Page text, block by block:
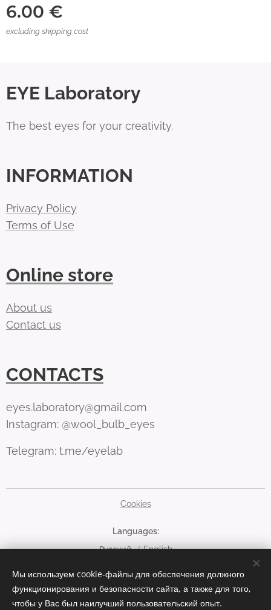
6.00 €
excluding shipping cost
EYE Laboratory
The best eyes for your creativity.
INFORMATION
Privacy Policy
Terms of Use
Online store
About us
Contact us
CONTACTS
eyes.laboratory@gmail.com
Instagram: @wool_bulb_eyes
Telegram: t.me/eyelab
Cookies
Languages
Русский
English
Currency
EUR €
RUB руб USD $
Мы используем cookie-файлы для обеспечения должного
функционирования и безопасности сайта, а также для того,
чтобы у Вас был наилучший пользовательский опыт.